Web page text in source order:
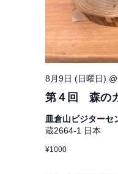
第４回 森の
8月9日 (日曜日)
皿倉山ビジターセ
蔵2664-1 日本
¥1000